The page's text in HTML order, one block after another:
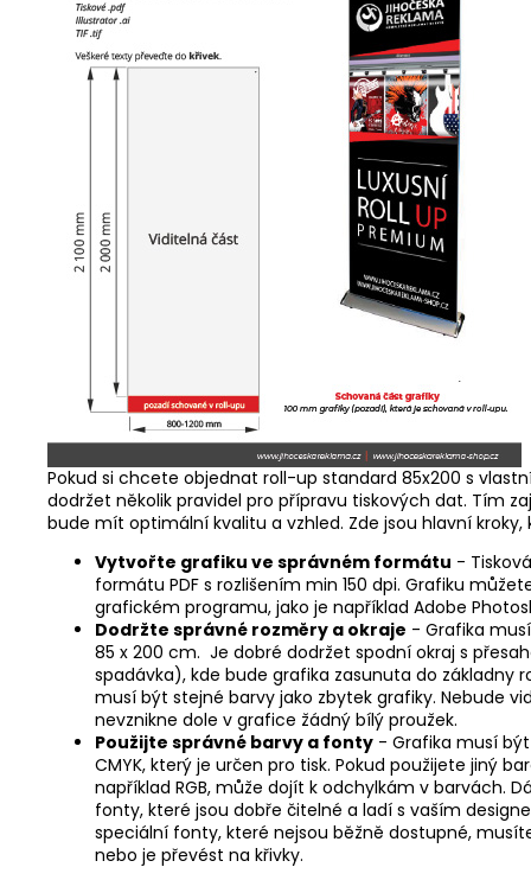
Pokud si chcete objednat roll-up standard 85x200 s
dodržet několik pravidel pro přípravu tiskových dat. Tím
bude mít optimální kvalitu a vzhled. Zde jsou hlavní
Vytvořte grafiku ve správném formátu -
formátu PDF s rozlišením min 150 dpi. Grafiku
grafickém programu, jako je například Adobe
Dodržte správné rozměry a okraje - Grafika
85 x 200 cm. Je dobré dodržet spodní okraj s
spadávka), kde bude grafika zasunuta do základny
musí být stejné barvy jako zbytek grafiky. Nebude
nevznikne dole v grafice žádný bílý proužek.
Použijte správné barvy a fonty - Grafika musí
CMYK, který je určen pro tisk. Pokud použijete jiný
například RGB, může dojít k odchylkám v barvách.
fonty, které jsou dobře čitelné a ladí s vaším
speciální fonty, které nejsou běžně dostupné,
nebo je převést na křivky.